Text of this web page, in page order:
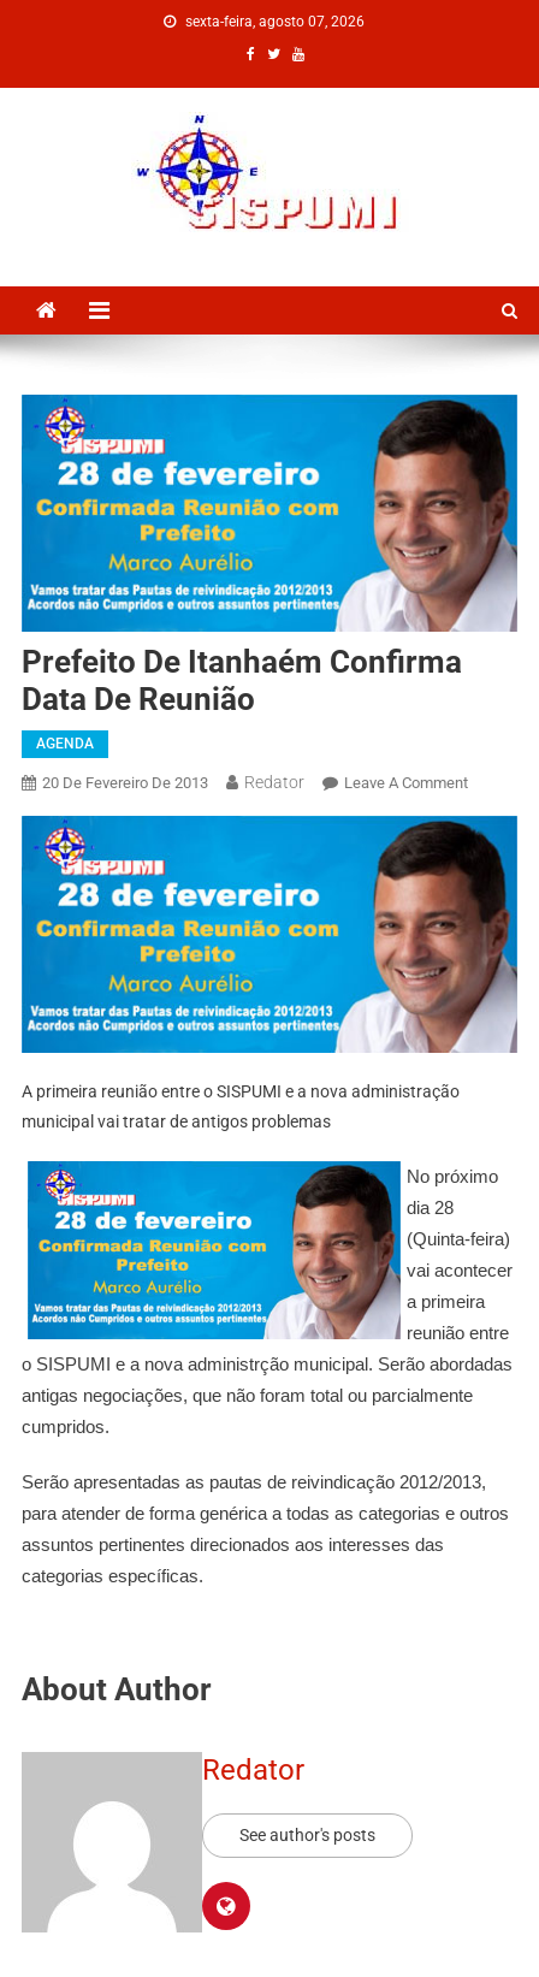
sexta-feira, agosto 07, 2026
Prefeito De Itanhaém Confirma
Data De Reunião
AGENDA
20 De Fevereiro De 2013 Redator Leave A Comment
A primeira reunião entre o SISPUMI e a nova administração
municipal vai tratar de antigos problemas
No próximo
dia 28
(Quinta-feira)
vai acontecer
a primeira
reunião entre
o SISPUMI e a nova administrção municipal. Serão abordadas
antigas negociações, que não foram total ou parcialmente
cumpridos.
Serão apresentadas as pautas de reivindicação 2012/2013,
para atender de forma genérica a todas as categorias e outros
assuntos pertinentes direcionados aos interesses das
categorias específicas.
About Author
Redator
See author's posts